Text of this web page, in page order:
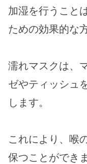
加湿を行うこと
ための効果的な
濡れマスクは、
ゼやティッシュ
します。
これにより、喉
保つことができ